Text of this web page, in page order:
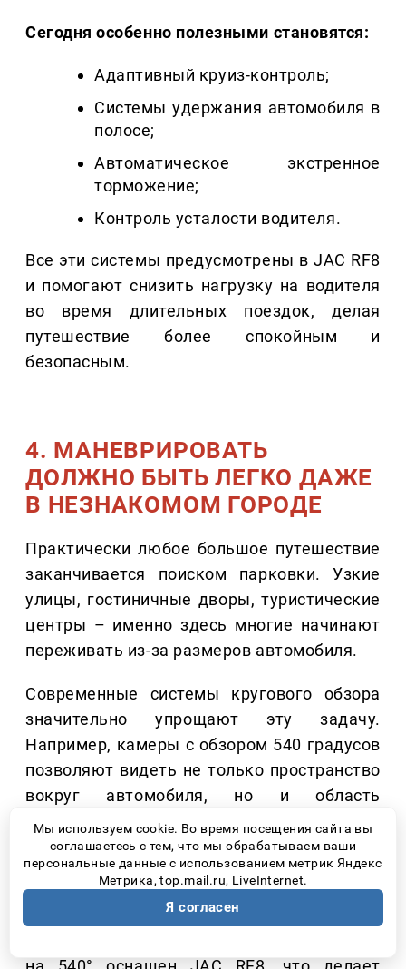
Сегодня особенно полезными становятся:
Адаптивный круиз-контроль;
Системы удержания автомобиля в
полосе;
Автоматическое экстренное
торможение;
Контроль усталости водителя.
Все эти системы предусмотрены в JAC RF8
и помогают снизить нагрузку на водителя
во время длительных поездок, делая
путешествие более спокойным и
безопасным.
4. МАНЕВРИРОВАТЬ
ДОЛЖНО БЫТЬ ЛЕГКО ДАЖЕ
В НЕЗНАКОМОМ ГОРОДЕ
Практически любое большое путешествие
заканчивается поиском парковки. Узкие
улицы, гостиничные дворы, туристические
центры – именно здесь многие начинают
переживать из-за размеров автомобиля.
Современные системы кругового обзора
значительно упрощают эту задачу.
Например, камеры с обзором 540 градусов
позволяют видеть не только пространство
вокруг автомобиля, но и область
непосредственно под ним. Это особенно
удобно при парковке, проезде рядом с
бордюрами или движении по тесным
улицам незнакомого города.
Мы используем cookie. Во время посещения сайта вы
соглашаетесь с тем, что мы обрабатываем ваши
персональные данные с использованием метрик Яндекс
Метрика, top.mail.ru, LiveInternet.
Я согласен